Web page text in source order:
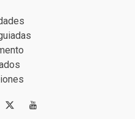
